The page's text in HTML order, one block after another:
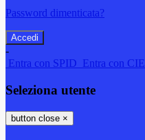
Password dimenticata?
-
Entra con SPID Entra con CIE
Seleziona utente
button close ×